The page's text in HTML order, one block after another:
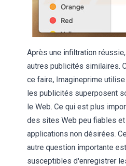
Après une infiltration
autres publicités similaires.
ce faire, Imagineprime
les publicités superposent
le Web. Ce qui est plus
des sites Web peu fiables
applications non désirées.
autre question importante
susceptibles d'enregistrer